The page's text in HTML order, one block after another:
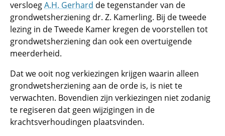
versloegA.H. Gerhard de tegenstander van de
grondwetsherziening dr. Z. Kamerling. Bij de tweede
lezing in de Tweede Kamer kregen de voorstellen tot
grondwetsherziening dan ook een overtuigende
meerderheid.
Dat we ooit nog verkiezingen krijgen waarin alleen
grondwetsherziening aan de orde is, is niet te
verwachten. Bovendien zijn verkiezingen niet zodanig
te regiseren dat geen wijzigingen in de
krachtsverhoudingen plaatsvinden.